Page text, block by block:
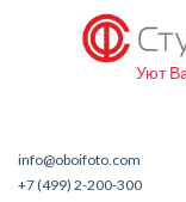
Уют
info@oboifoto.com
+7 (499) 2-200-300